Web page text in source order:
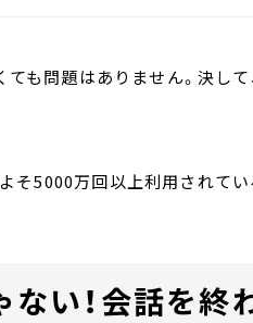
も問題はありません。決して
そ5000万回以上利用されてい
い！会話を終